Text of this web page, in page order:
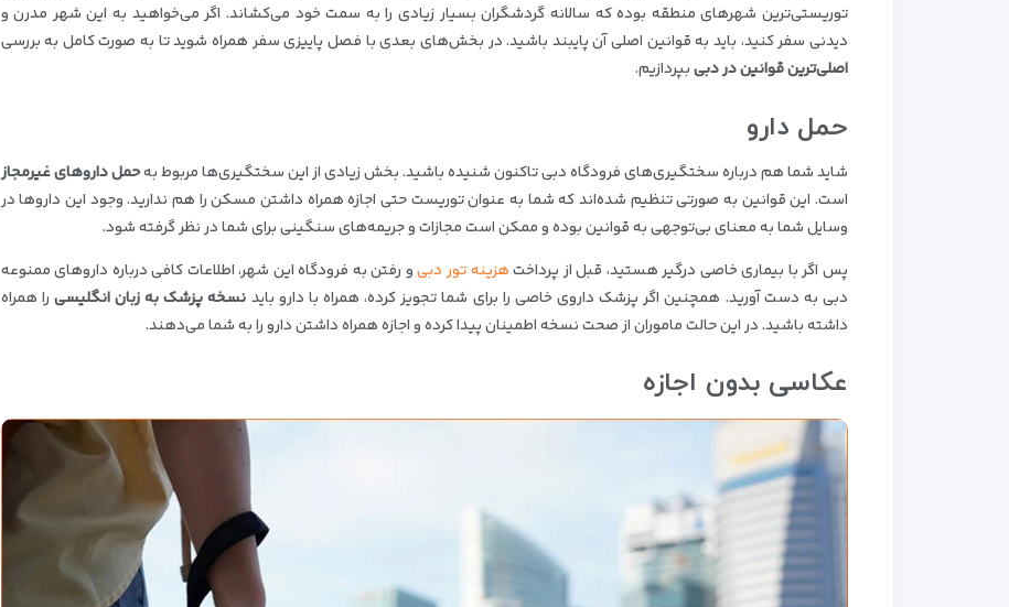
توریستی‌ترین شهرهای منطقه بوده که سالانه گردشگران بسیار زیادی را به سمت خود می‌کشاند. اگر می‌خواهید به این شهر مدرن و
دیدنی سفر کنید، باید به قوانین اصلی آن پایبند باشید. در بخش‌های بعدی با فصل پاییزی سفر همراه شوید تا به صورت کامل به بررسی
اصلی‌ترین قوانین در دبیبپردازیم.
حمل دارو
شاید شما هم درباره سختگیری‌های فرودگاه دبی تاکنون شنیده باشید. بخش زیادی از این سختگیری‌ها مربوط بهحمل داروهای غیرمجاز
است. این قوانین به صورتی تنظیم شده‌اند که شما به عنوان توریست حتی اجازه همراه داشتن مسکن را هم ندارید. وجود این داروها در
وسایل شما به معنای بی‌توجهی به قوانین بوده و ممکن است مجازات و جریمه‌های سنگینی برای شما در نظر گرفته شود.
پس اگر با بیماری خاصی درگیر هستید، قبل از پرداختهزینه تور دبیو رفتن به فرودگاه این شهر، اطلاعات کافی درباره داروهای ممنوعه
دبی به دست آورید. همچنین اگر پزشک داروی خاصی را برای شما تجویز کرده، همراه با دارو باید نسخه پزشک به زبان انگلیسی را همراه
داشته باشید. در این حالت ماموران از صحت نسخه اطمینان پیدا کرده و اجازه همراه داشتن دارو را به شما می‌دهند.
عکاسی بدون اجازه